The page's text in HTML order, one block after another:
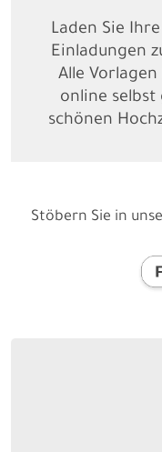
Laden Sie
Einladungen
Alle
online
schönen
Stöbern Sie in